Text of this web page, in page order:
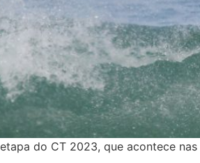
do CT 2023, que acontece nas